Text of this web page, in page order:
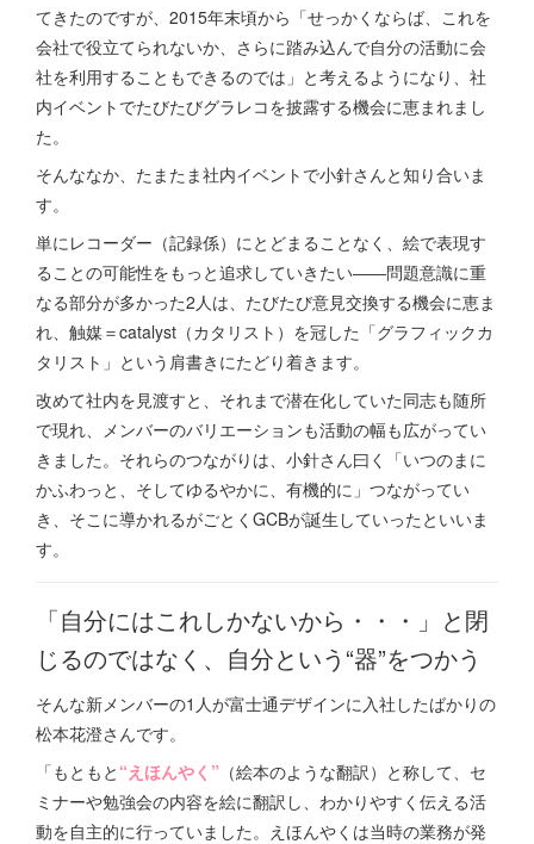
てきたのですが、2015年末頃から「せっかくならば、これを
会社で役立てられないか、さらに踏み込んで自分の活動に会
社を利用することもできるのでは」と考えるようになり、社
内イベントでたびたびグラレコを披露する機会に恵まれまし
た。
そんななか、たまたま社内イベントで小針さんと知り合いま
す。
単にレコーダー（記録係）にとどまることなく、絵で表現す
ることの可能性をもっと追求していきたい――問題意識に重
なる部分が多かった2人は、たびたび意見交換する機会に恵ま
れ、触媒＝catalyst（カタリスト）を冠した「グラフィックカ
タリスト」という肩書きにたどり着きます。
改めて社内を見渡すと、それまで潜在化していた同志も随所
で現れ、メンバーのバリエーションも活動の幅も広がってい
きました。それらのつながりは、小針さん曰く「いつのまに
かふわっと、そしてゆるやかに、有機的に」つながってい
き、そこに導かれるがごとくGCBが誕生していったといいま
す。
「自分にはこれしかないから・・・」と閉
じるのではなく、自分という“器”をつかう
そんな新メンバーの1人が富士通デザインに入社したばかりの
松本花澄さんです。
「もともと “えほんやく” （絵本のような翻訳）と称して、セ
ミナーや勉強会の内容を絵に翻訳し、わかりやすく伝える活
動を自主的に行っていました。えほんやくは当時の業務が発